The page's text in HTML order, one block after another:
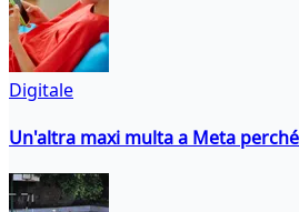
Digitale
Un'altra maxi multa a Meta